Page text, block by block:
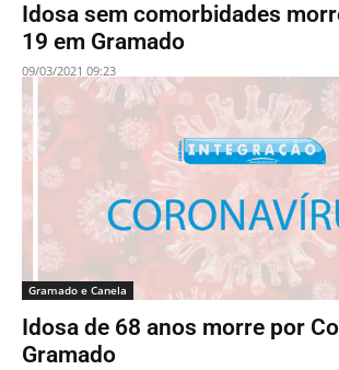
Idosa sem comorbidades
19 em Gramado
09/03/2021 09:23
Gramado e Canela
Idosa de 68 anos morre por
Gramado